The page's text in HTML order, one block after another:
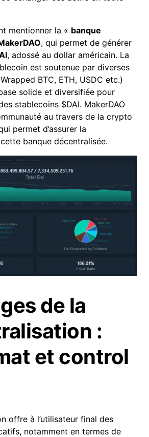
mentionner la « banque
, qui permet de générer
, adossé au dollar américain. La
est soutenue par diverses
BTC, ETH, USDC etc.)
solide et diversifiée pour
stablecoins $DAI. MakerDAO
au travers de la crypto
permet d’assurer la
banque décentralisée.
de la
:
et control
offre à l’utilisateur final des
notamment en termes de